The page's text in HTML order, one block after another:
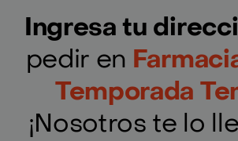
Ingresa tu
pedir en
Temporada
¡Nosotros te lo